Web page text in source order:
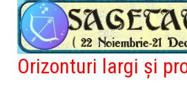
Orizonturi largi și